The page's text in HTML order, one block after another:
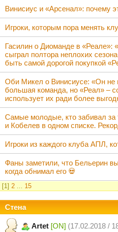
Винисиус и «Арсенал»: почему
Игроки, которым пора менять
Гасилин о Диоманде в «Реале»:
сыграл полтора неплохих
быть самой дорогой покупкой
Оби Микел о Винисиусе: «Он не
большая команда, но «Реал» –
использует их ради более
Самые молодые, кто забивал
и Кобелев в одном списке.
Игроки из каждого клуба АПЛ,
Фаны заметили, что Бельерин
когда обнимал его 💀
[1] 2 ... 15
Стена
Artet [ON] (17.02.2018 /